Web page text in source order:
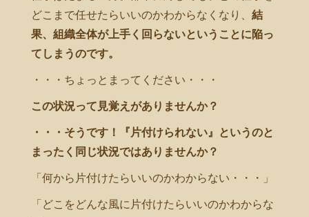
どこまで任せたらいいのかわからなくなり、 結
果、組織全体が上手く回らないということに陥っ
てしまうのです。
・・・ちょっとまってください・・・
この状況って見覚えがありませんか？
・・・そうです！『片付けられない』というのと
まったく同じ状況ではありませんか？
「何から片付けたらいいのかわからない・・・」
「どこをどんな風に片付けたらいいのかわからな